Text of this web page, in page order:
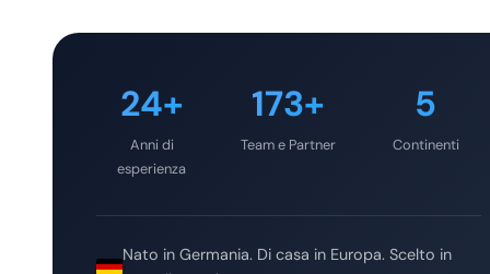
24+
Anni di
esperienza
173+
Team e Partner
5
Continenti
Nato in Germania. Di casa in Europa. Scelto in